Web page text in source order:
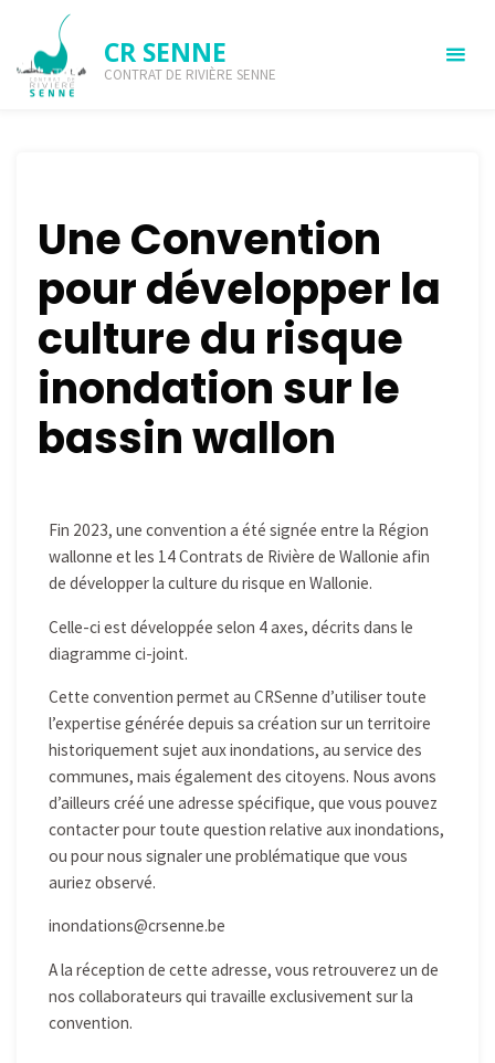
CR SENNE
CONTRAT DE RIVIÈRE SENNE
Inondations
Une Convention
pour développer la
culture du risque
inondation sur le
bassin wallon
Fin 2023, une convention a été signée entre la Région
wallonne et les 14 Contrats de Rivière de Wallonie afin
de développer la culture du risque en Wallonie.
Celle-ci est développée selon 4 axes, décrits dans le
diagramme ci-joint.
Cette convention permet au CRSenne d’utiliser toute
l’expertise générée depuis sa création sur un territoire
historiquement sujet aux inondations, au service des
communes, mais également des citoyens. Nous avons
d’ailleurs créé une adresse spécifique, que vous pouvez
contacter pour toute question relative aux inondations,
ou pour nous signaler une problématique que vous
auriez observé.
inondations@crsenne.be
A la réception de cette adresse, vous retrouverez un de
nos collaborateurs qui travaille exclusivement sur la
convention.